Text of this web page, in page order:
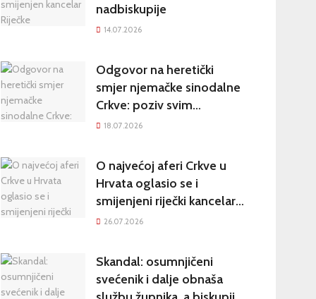
nadbiskupije
14.07.2026
Odgovor na heretički
smjer njemačke sinodalne
Crkve: poziv svim
katolicima na potpisivanje
18.07.2026
O najvećoj aferi Crkve u
Hrvata oglasio se i
smijenjeni riječki kancelar:
kultura šutnje stvara nove
26.07.2026
Skandal: osumnjičeni
svećenik i dalje obnaša